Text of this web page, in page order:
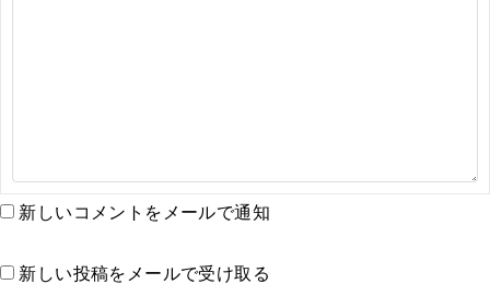
新しいコメントをメールで通知
新しい投稿をメールで受け取る